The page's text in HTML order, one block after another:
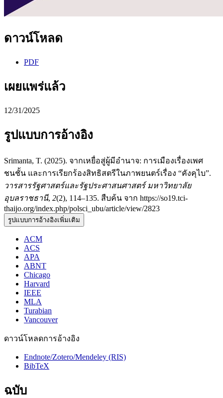
ดาวน์โหลด
PDF
เผยแพร่แล้ว
12/31/2025
รูปแบบการอ้างอิง
Srimanta, T. (2025). จากเหยื่อสู่ผู้มีอำนาจ: การเมืองเรื่องเพศ
ชนชั้น และการเรียกร้องสิทธิสตรีในภาพยนตร์เรื่อง “คังคุไบ”.
วารสารรัฐศาสตร์และรัฐประศาสนศาสตร์ มหาวิทยาลัย
อุบลราชธานี, 2(2), 114–135. สืบค้น จาก https://so19.tci-
thaijo.org/index.php/polsci_ubu/article/view/2823
รูปแบบการอ้างอิงเพิ่มเติม
ACM
ACS
APA
ABNT
Chicago
Harvard
IEEE
MLA
Turabian
Vancouver
ดาวน์โหลดการอ้างอิง
Endnote/Zotero/Mendeley (RIS)
BibTeX
ฉบับ